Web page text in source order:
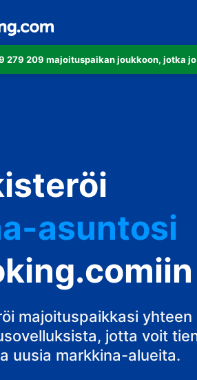
279 209 majoituspaikan joukkoon, jotka
asuntosi
&
majoituspaikkasi
jotta voit
uusia markkina-alueita.